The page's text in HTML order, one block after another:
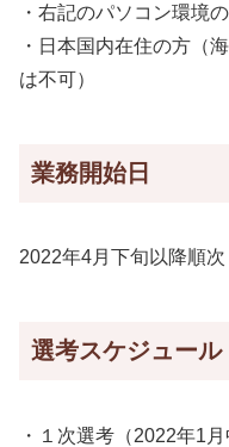
・右記のパソコン環境
・日本国内在住の方（
は不可）
業務開始日
2022年4月下旬以降順次
選考スケジュール
・１次選考（2022年1